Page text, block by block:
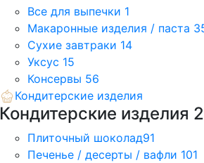
Все для выпечки 1
Макаронные изделия / паста
Сухие завтраки 14
Уксус 15
Консервы 56
Кондитерские изделия
Кондитерские изделия
Плиточный шоколад91
Печенье / десерты / вафли 101